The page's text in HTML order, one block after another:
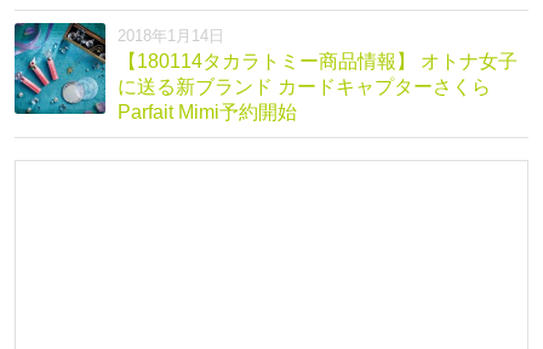
2018年1月14日
【180114タカラトミー商品情報】 オトナ女子
に送る新ブランド カードキャプターさくら
Parfait Mimi予約開始